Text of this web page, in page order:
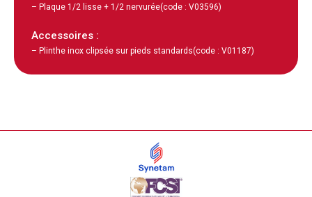
– Plaque 1/2 lisse + 1/2 nervurée(code : V03596)
Accessoires :
– Plinthe inox clipsée sur pieds standards(code : V01187)